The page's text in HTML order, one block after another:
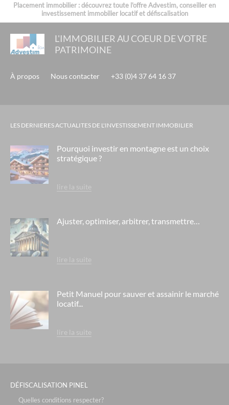
Placement immobilier : découvrez toute l'offre Advestim, conseiller en
investissement immobilier locatif et défiscalisation
L'IMMOBILIER AU COEUR DE VOTRE
PATRIMOINE
À propos Nous contacter +33 (0)4 37 64 16 37
LES DERNIERES ACTUALITES DE L'INVESTISSEMENT IMMOBILIER
Pourquoi investir en montagne est un choix
stratégique ?
lire la suite
Ajuster, optimiser, arbitrer, transmettre…
lire la suite
Petit Manuel pour sauver et assainir le marché
locatif...
lire la suite
DÉFISCALISATION PINEL
Quelles conditions respecter?